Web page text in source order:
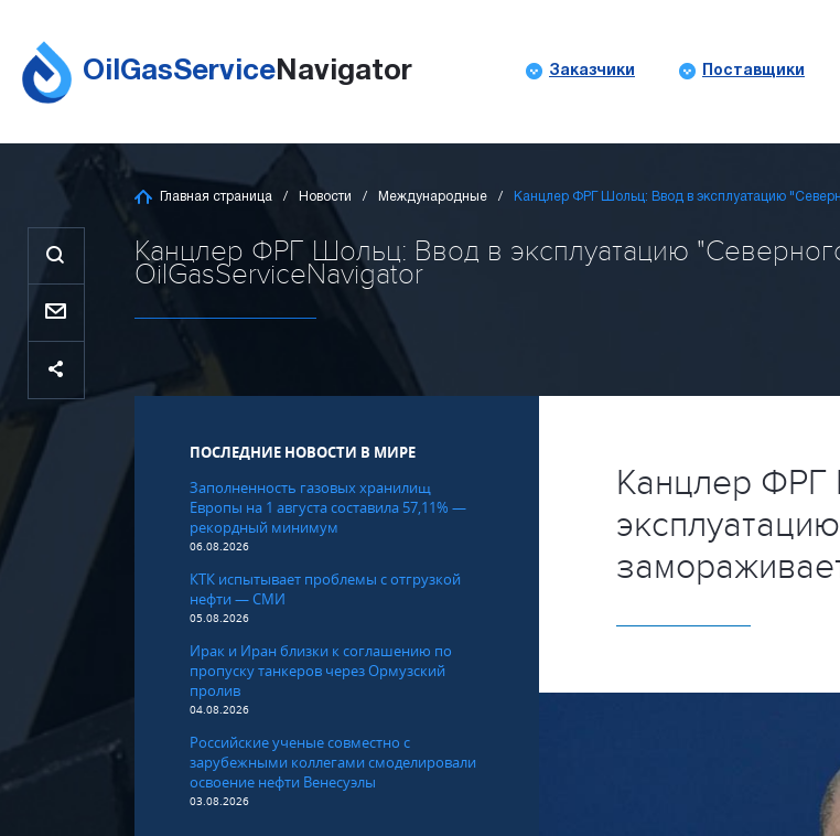
OilGasService Navigator Заказчики Поставщики
Главная страница Новости Международные Канцлер ФРГ Шольц: Ввод в эксплуатацию
Канцлер ФРГ Шольц: Ввод в эксплуатацию
OilGasServiceNavigator
ПОСЛЕДНИЕ НОВОСТИ В МИРЕ
Заполненность газовых хранилищ
Европы на 1 августа составила 57,11% —
рекордный минимум
06.08.2026
КТК испытывает проблемы с отгрузкой
нефти — СМИ
05.08.2026
Ирак и Иран близки к соглашению по
пропуску танкеров через Ормузский
пролив
04.08.2026
Российские ученые совместно с
зарубежными коллегами смоделировали
освоение нефти Венесуэлы
03.08.2026
Канцлер